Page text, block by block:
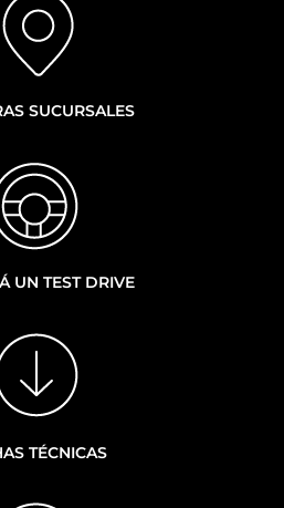
SUCURSALES
UN TEST DRIVE
TÉCNICAS